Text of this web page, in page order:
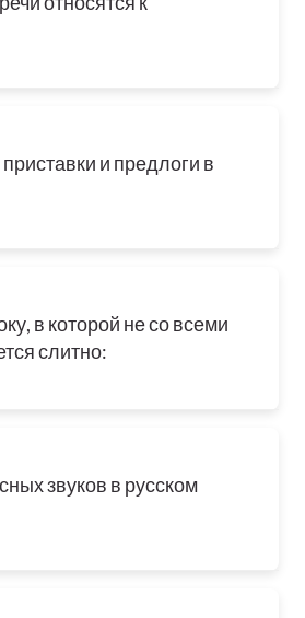
и предлоги в
в которой не со всеми
слитно:
звуков в русском